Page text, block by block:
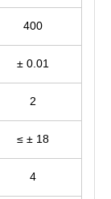
400
± 0.01
2
≤ ± 18
4